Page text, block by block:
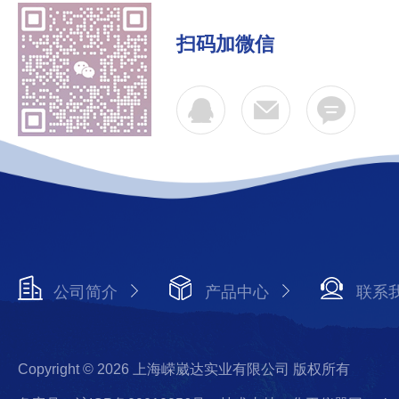
扫码加微信
公司简介 产品中心 联系
Copyright © 2026 上海嵘崴达实业有限公司 版权所有